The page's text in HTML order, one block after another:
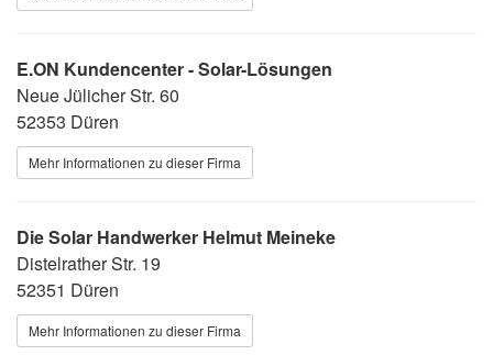
E.ON Kundencenter - Solar-Lösungen
Neue Jülicher Str. 60
52353 Düren
Mehr Informationen zu dieser Firma
Die Solar Handwerker Helmut Meineke
Distelrather Str. 19
52351 Düren
Mehr Informationen zu dieser Firma